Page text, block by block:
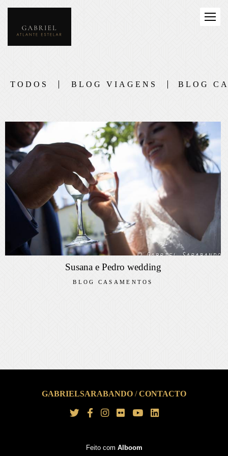
TODOS BLOG VIAGENS BLOG
Susana e Pedro wedding
BLOG CASAMENTOS
GABRIELSARABANDO /CONTACTO
Feito com Alboom